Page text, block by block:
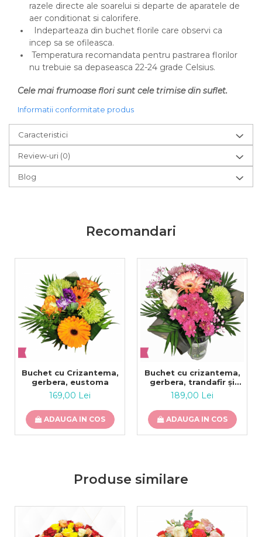
razele directe ale soarelui si departe de aparatele de
aer conditionat si calorifere.
Indeparteaza din buchet florile care observi ca
incep sa se ofileasca.
Temperatura recomandata pentru pastrarea florilor
nu trebuie sa depaseasca 22-24 grade Celsius.
Cele mai frumoase flori sunt cele trimise din suflet.
Informatii conformitate produs
Caracteristici
Review-uri (0)
Blog
Recomandari
Buchet cu Crizantema,
gerbera, eustoma
169,00 Lei
ADAUGA IN COS
Buchet cu crizantema,
gerbera, trandafir și
gipsofila
189,00 Lei
ADAUGA IN COS
Produse similare